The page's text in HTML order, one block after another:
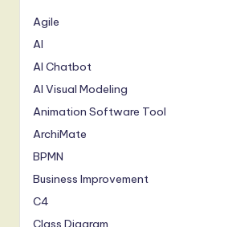
Agile
AI
AI Chatbot
AI Visual Modeling
Animation Software Tool
ArchiMate
BPMN
Business Improvement
C4